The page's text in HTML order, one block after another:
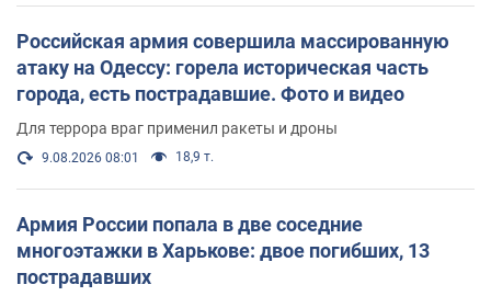
Российская армия совершила массированную
атаку на Одессу: горела историческая часть
города, есть пострадавшие. Фото и видео
Для террора враг применил ракеты и дроны
9.08.2026 08:01 18,9 т.
Армия России попала в две соседние
многоэтажки в Харькове: двое погибших, 13
пострадавших